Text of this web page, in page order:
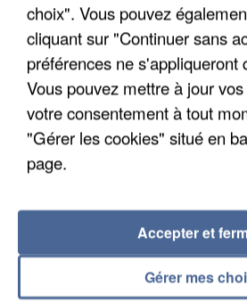
LES DONNÉES DE 300 000
choix". Vous pouvez
cliquant sur "Continuer sans
préférences ne s'appliqueront
Vous pouvez mettre à jour
votre consentement à tout
"Gérer les cookies" situé en
page.
Gérer mes
Accepter et